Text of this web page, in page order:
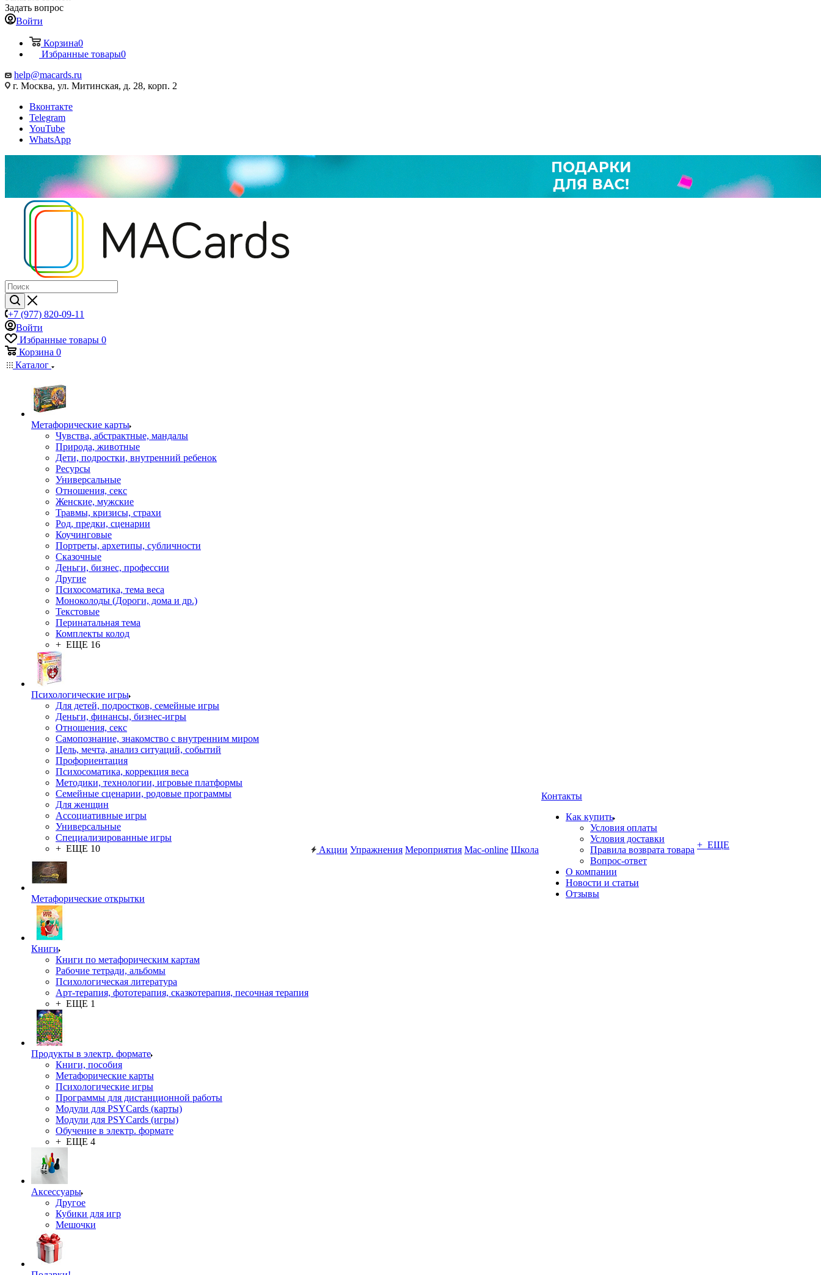
Задать вопрос
Войти
Корзина0
Избранные товары0
help@macards.ru
г. Москва, ул. Митинская, д. 28, корп. 2
Вконтакте
Telegram
YouTube
WhatsApp
+7 (977) 820-09-11
Войти
Избранные товары 0
Корзина 0
Каталог
Mетафорические карты
Чувства, абстрактные, мандалы
Природа, животные
Дети, подростки, внутренний ребенок
Ресурсы
Универсальные
Отношения, секс
Женские, мужские
Травмы, кризисы, страхи
Род, предки, сценарии
Коучинговые
Портреты, архетипы, субличности
Сказочные
Деньги, бизнес, профессии
Другие
Психосоматика, тема веса
Моноколоды (Дороги, дома и др.)
Текстовые
Перинатальная тема
Комплекты колод
+ ЕЩЕ 16
Психологические игры
Для детей, подростков, семейные игры
Деньги, финансы, бизнес-игры
Отношения, секс
Самопознание, знакомство с внутренним миром
Цель, мечта, анализ ситуаций, событий
Профориентация
Психосоматика, коррекция веса
Методики, технологии, игровые платформы
Семейные сценарии, родовые программы
Для женщин
Ассоциативные игры
Универсальные
Специализированные игры
+ ЕЩЕ 10
Метафорические открытки
Книги
Книги по метафорическим картам
Рабочие тетради, альбомы
Психологическая литература
Арт-терапия, фототерапия, сказкотерапия, песочная терапия
+ ЕЩЕ 1
Продукты в электр. формате
Книги, пособия
Метафорические карты
Психологические игры
Программы для дистанционной работы
Модули для PSYCards (карты)
Модули для PSYCards (игры)
Обучение в электр. формате
+ ЕЩЕ 4
Аксессуары
Другое
Кубики для игр
Мешочки
Акции Упражнения Мероприятия Mac-online Школа
Контакты
Как купить
Условия оплаты
Условия доставки
Правила возврата товара
Вопрос-ответ
О компании
Новости и статьи
Отзывы
+ ЕЩЕ